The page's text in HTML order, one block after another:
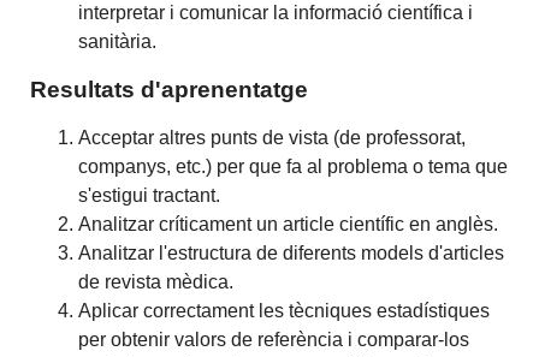
interpretar i comunicar la informació científica i
sanitària.
Resultats d'aprenentatge
Acceptar altres punts de vista (de professorat,
companys, etc.) per que fa al problema o tema que
s'estigui tractant.
Analitzar críticament un article científic en anglès.
Analitzar l'estructura de diferents models d'articles
de revista mèdica.
Aplicar correctament les tècniques estadístiques
per obtenir valors de referència i comparar-los